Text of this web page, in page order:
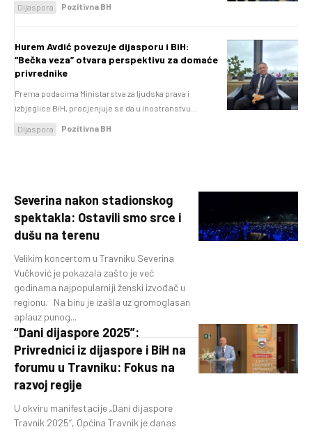
Dijaspora Pozitivna BH
Hurem Avdić povezuje dijasporu i BiH:
“Bečka veza” otvara perspektivu za domaće
privrednike
Prema podacima Ministarstva za ljudska prava i
izbjeglice BiH, procjenjuje se da u inostranstvu...
Dijaspora Pozitivna BH
Severina nakon stadionskog
spektakla: Ostavili smo srce i
dušu na terenu
Velikim koncertom u Travniku Severina
Vučković je pokazala zašto je već
godinama najpopularniji ženski izvođač u
regionu. Na binu je izašla uz gromoglasan
aplauz punog...
“Dani dijaspore 2025”:
Privrednici iz dijaspore i BiH na
forumu u Travniku: Fokus na
razvoj regije
U okviru manifestacije „Dani dijaspore
Travnik 2025“, Općina Travnik je danas